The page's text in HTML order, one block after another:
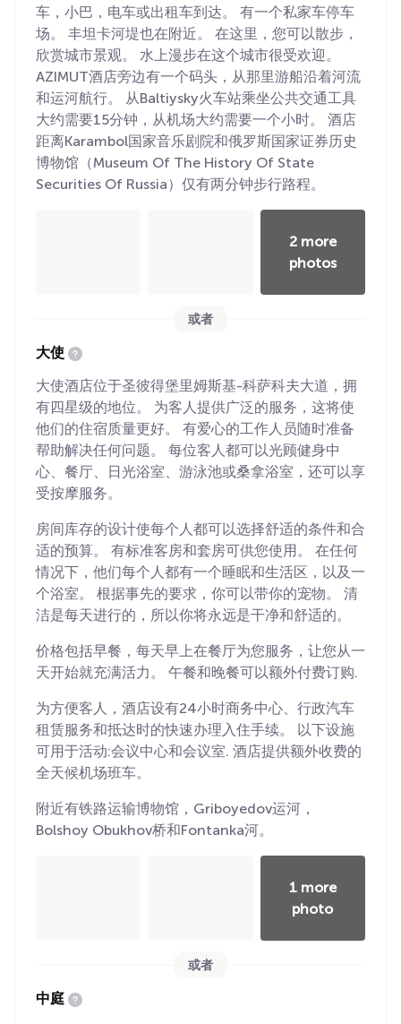
车，小巴，电车或出租车到达。 有一个私家车停车
场。 丰坦卡河堤也在附近。 在这里，您可以散步，
欣赏城市景观。 水上漫步在这个城市很受欢迎。
AZIMUT酒店旁边有一个码头，从那里游船沿着河流
和运河航行。 从Baltiysky火车站乘坐公共交通工具
大约需要15分钟，从机场大约需要一个小时。 酒店
距离Karambol国家音乐剧院和俄罗斯国家证券历史
博物馆（Museum Of The History Of State
Securities Of Russia）仅有两分钟步行路程。
2 more
photos
或者
大使
大使酒店位于圣彼得堡里姆斯基-科萨科夫大道，拥
有四星级的地位。 为客人提供广泛的服务，这将使
他们的住宿质量更好。 有爱心的工作人员随时准备
帮助解决任何问题。 每位客人都可以光顾健身中
心、餐厅、日光浴室、游泳池或桑拿浴室，还可以享
受按摩服务。
房间库存的设计使每个人都可以选择舒适的条件和合
适的预算。 有标准客房和套房可供您使用。 在任何
情况下，他们每个人都有一个睡眠和生活区，以及一
个浴室。 根据事先的要求，你可以带你的宠物。 清
洁是每天进行的，所以你将永远是干净和舒适的。
价格包括早餐，每天早上在餐厅为您服务，让您从一
天开始就充满活力。 午餐和晚餐可以额外付费订购.
为方便客人，酒店设有24小时商务中心、行政汽车
租赁服务和抵达时的快速办理入住手续。 以下设施
可用于活动:会议中心和会议室. 酒店提供额外收费的
全天候机场班车。
附近有铁路运输博物馆，Griboyedov运河，
Bolshoy Obukhov桥和Fontanka河。
1 more
photo
或者
中庭